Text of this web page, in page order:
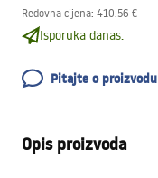
Redovna cijena: 410.56 €
Isporuka danas.
Pitajte o proizvodu
Opis proizvoda